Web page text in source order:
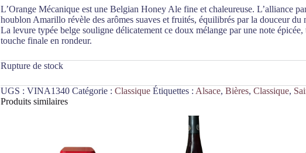
L’Orange Mécanique est une Belgian Honey Ale fine et chaleureuse. L’alliance
houblon Amarillo révèle des arômes suaves et fruités, équilibrés par la douceur du
La levure typée belge souligne délicatement ce doux mélange par une note
touche finale en rondeur.
Rupture de stock
UGS : VINA1340 Catégorie : Classique Étiquettes : Alsace, Bières, Classique,
Produits similaires